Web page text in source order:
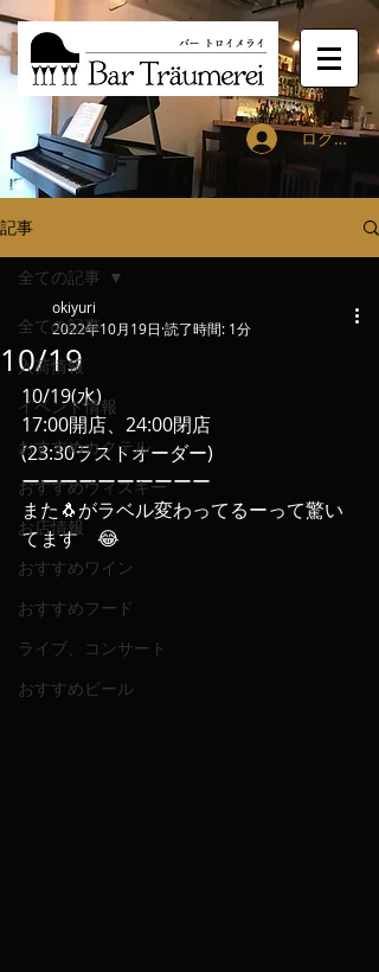
ログイン
記事
全ての記事
入荷情報
イベント情報
おすすめカクテル
おすすめウィスキー
お店情報
おすすめワイン
おすすめフード
ライブ、コンサート
おすすめビール
全ての記事
10/19
okiyuri
2022年10月19日 読了時間: 1分
10/19(水)
17:00開店、24:00閉店
(23:30ラストオーダー)
ーーーーーーーーーー
また🐧がラベル変わってるーって驚い
てます　😂